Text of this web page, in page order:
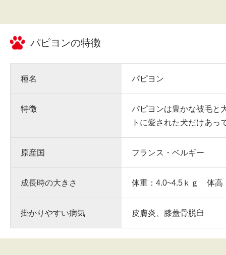
パピヨンの特徴
種名 パピヨン
特徴
パピヨンは豊かな被毛と
トに愛された犬だけあっ
原産国 フランス・ベルギー
成長時の大きさ 体重：4.0~4.5ｋｇ 体高
掛かりやすい病気 皮膚炎、膝蓋骨脱臼